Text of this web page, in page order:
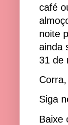
café
noite
ainda
31 de
Siga
Baixe